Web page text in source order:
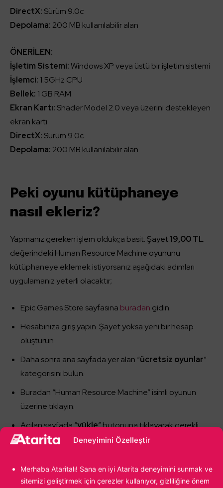
Deneyimini Özelleştir
Merhaba Ataritalı! Sana en iyi Atarita deneyimini sunmak ve
sitemizi geliştirmek için çerezler kullanıyor, gizliliğine önem
DirectX: Sürüm 9.0c
Depolama: 200 MB kullanılabilir alan
ÖNERİLEN:
İşletim Sistemi:Windows XP veya üstü bir işletim sistemi
İşlemci: 1.5GHz CPU
Bellek: 1 GB RAM
Ekran Kartı: Shader Model 2.0 veya üzerini destekleyen
ekran kartı
DirectX: Sürüm 9.0c
Depolama: 200 MB kullanılabilir alan
Peki oyunu kütüphaneye
nasıl ekleriz?
Yapmanız gereken işlem oldukça basit. Şayet19,00 TL
değerindeki Human Resource Machine oyununu
kütüphaneye eklemek istiyorsanız aşağıdaki adımları
uygulamanız yeterli olacaktır;
Epic Games Store sayfasına buradan gidin.
Hesabınıza giriş yapın. Şayet yoksa yeni bir hesap
oluşturun.
Daha sonra ana sayfada yer alan “ücretsiz oyunlar”
kategorisini bulun.
Buradan “Human Resource Machine” isimli oyunun
üzerine tıklayın.
Açılan sayfada “yükle” butonuna tıklayarak gerekli
sayfaları geçin. Artık oyun kütüphanenize sonsuza